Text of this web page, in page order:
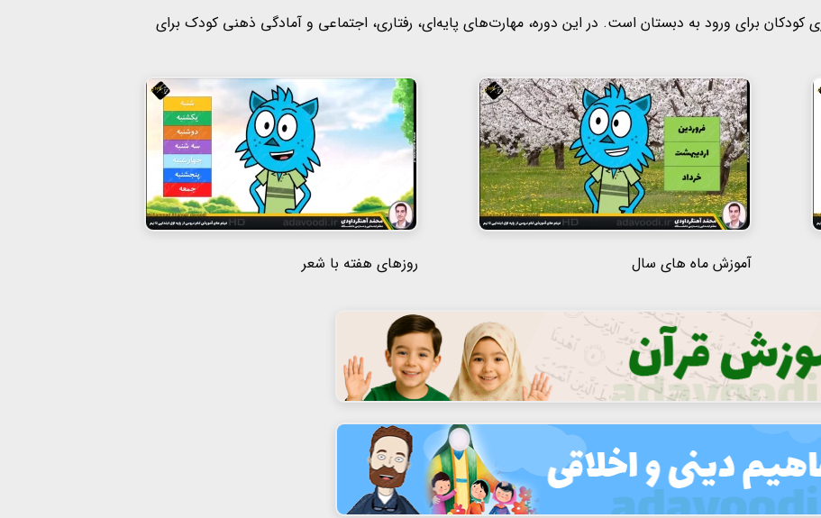
برای ورود به دبستان است. در این دوره، مهارت‌های پایه‌ای، رفتاری، اجتماعی و آمادگی ذهنی کودک برای
آموزش ماه های سال روزهای هفته با شعر